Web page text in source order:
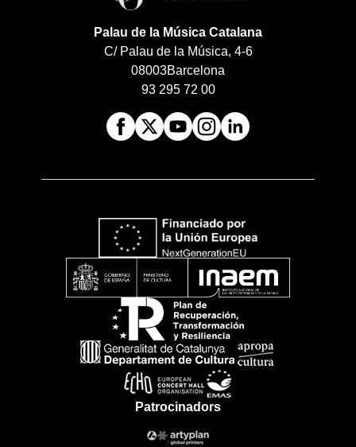
Palau de la Música Catalana
C/ Palau de la Música, 4-6
08003Barcelona
93 295 72 00
Patrocinadors